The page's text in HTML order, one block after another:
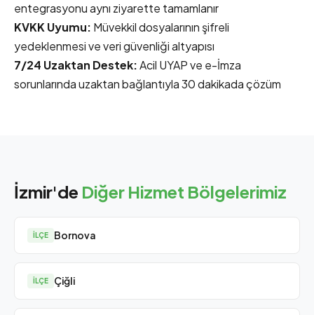
entegrasyonu aynı ziyarette tamamlanır
KVKK Uyumu: Müvekkil dosyalarının şifreli
yedeklenmesi ve veri güvenliği altyapısı
7/24 Uzaktan Destek:Acil UYAP ve e-İmza
sorunlarında uzaktan bağlantıyla 30 dakikada çözüm
İzmir'de Diğer Hizmet Bölgelerimiz
İLÇE Bornova
İLÇE Çiğli